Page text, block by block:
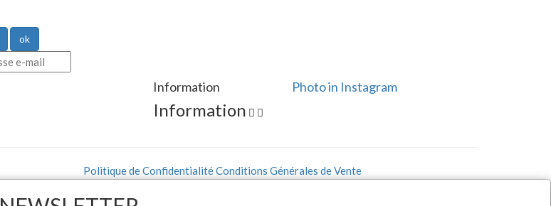
Information
Information  
Photo in Instagram
Politique de ConfidentialitéConditions Générales de Vente